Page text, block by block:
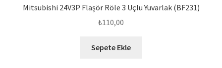
Mitsubishi 24V3P Flaşör Röle 3 Uçlu Yuvarlak (BF231)
₺110,00
Sepete Ekle